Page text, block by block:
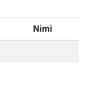
Nimi